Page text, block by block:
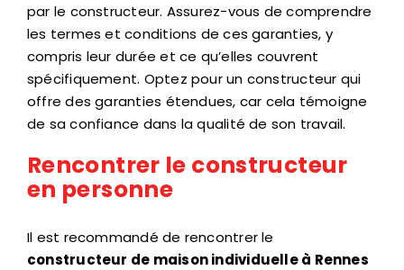
par le constructeur. Assurez-vous de comprendre
les termes et conditions de ces garanties, y
compris leur durée et ce qu’elles couvrent
spécifiquement. Optez pour un constructeur qui
offre des garanties étendues, car cela témoigne
de sa confiance dans la qualité de son travail.
Rencontrer le constructeur
en personne
Il est recommandé de rencontrer le
constructeur de maison individuelle à Rennes